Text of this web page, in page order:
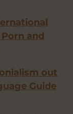
and
out
Guide